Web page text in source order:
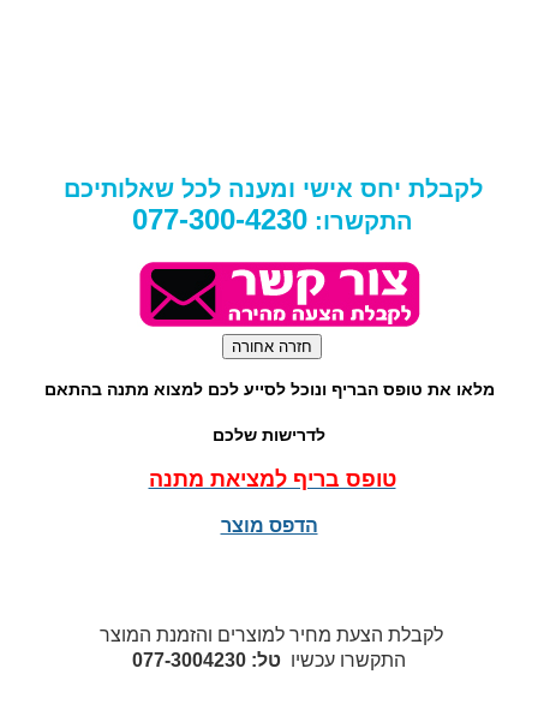
לקבלת יחס אישי ומענה לכל שאלותיכם
התקשרו: 077-300-4230
מלאו את טופס הבריף ונוכל לסייע לכם למצוא מתנה בהתאם
לדרישות שלכם
טופס בריף למציאת מתנה
הדפס מוצר
לקבלת הצעת מחיר למוצרים והזמנת המוצר
התקשרו עכשיו טל: 077-3004230